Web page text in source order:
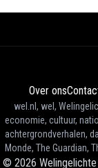
Over ons
wel.nl, wel,
economie, cultuur,
achtergrondverhalen,
Monde, The Guardian,
© 2026